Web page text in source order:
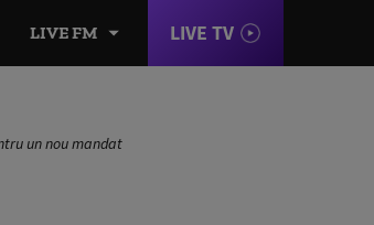
LIVE FM LIVE TV
un nou mandat